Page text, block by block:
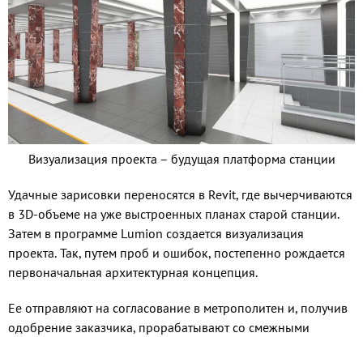
Визуализация проекта – будущая платформа станции
Удачные зарисовки переносятся в Revit, где вычерчиваются
в 3D-объеме на уже выстроенных планах старой станции.
Затем в программе Lumion создается визуализация
проекта. Так, путем проб и ошибок, постепенно рождается
первоначальная архитектурная концепция.
Ее отправляют на согласование в метрополитен и, получив
одобрение заказчика, прорабатывают со смежными